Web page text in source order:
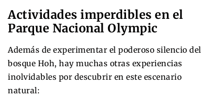
Actividades imperdibles en el
Parque Nacional Olympic
Además de experimentar el poderoso silencio del
bosque Hoh, hay muchas otras experiencias
inolvidables por descubrir en este escenario
natural: